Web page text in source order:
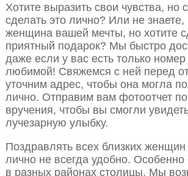
Хотите выразить свои чувства, но
сделать это лично? Или не знаете,
женщина вашей мечты, но хотите
приятный подарок? Мы быстро
даже если у вас есть только
любимой! Свяжемся с ней перед
уточним адрес, чтобы она могла
лично. Отправим вам фотоотчет по
вручения, чтобы вы смогли
лучезарную улыбку.
Поздравлять всех близких
лично не всегда удобно.
в разных районах столицы. Мы